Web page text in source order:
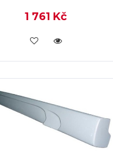
1 761 Kč
VLOŽIT DO KOŠÍKU